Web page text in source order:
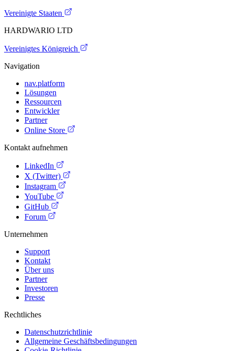
Vereinigte Staaten
HARDWARIO LTD
Vereinigtes Königreich
Navigation
nav.platform
Lösungen
Ressourcen
Entwickler
Partner
Online Store
Kontakt aufnehmen
LinkedIn
X (Twitter)
Instagram
YouTube
GitHub
Forum
Unternehmen
Support
Kontakt
Über uns
Partner
Investoren
Presse
Rechtliches
Datenschutzrichtlinie
Allgemeine Geschäftsbedingungen